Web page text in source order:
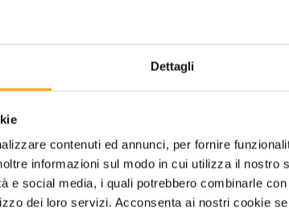
Dettagli
contenuti ed annunci, per fornire
informazioni sul modo in cui utilizza il nostro
e social media, i quali potrebbero combinarle
dei loro servizi. Acconsenta ai nostri cookie